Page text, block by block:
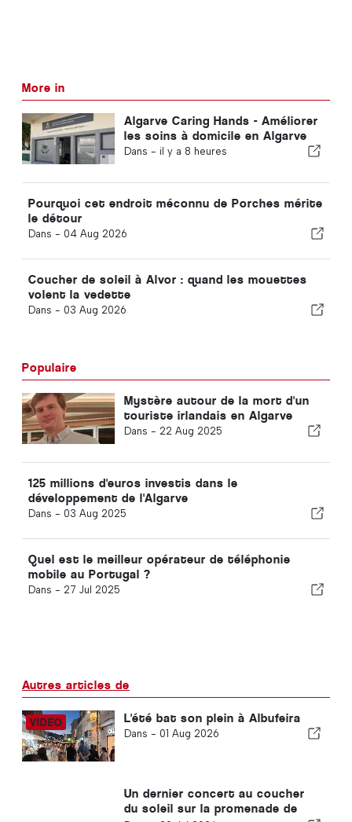
More in
Algarve Caring Hands - Améliorer
les soins à domicile en Algarve
Dans - il y a 8 heures
Pourquoi cet endroit méconnu de Porches mérite
le détour
Dans - 04 Aug 2026
Coucher de soleil à Alvor : quand les mouettes
volent la vedette
Dans - 03 Aug 2026
Populaire
Mystère autour de la mort d'un
touriste irlandais en Algarve
Dans - 22 Aug 2025
125 millions d'euros investis dans le
développement de l'Algarve
Dans - 03 Aug 2025
Quel est le meilleur opérateur de téléphonie
mobile au Portugal ?
Dans - 27 Jul 2025
Autres articles de
L'été bat son plein à Albufeira
Dans - 01 Aug 2026
Un dernier concert au coucher
du soleil sur la promenade de